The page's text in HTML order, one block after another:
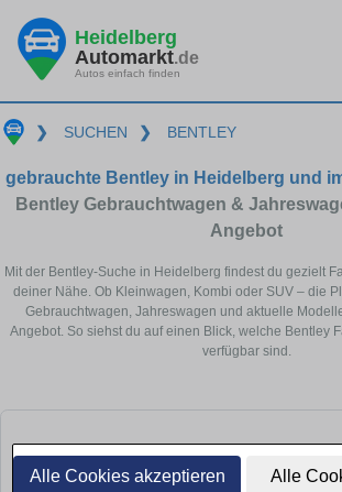
Alle Cookies akzeptieren Alle
Heidelberg
Automarkt.de
Autos einfach finden
❯ SUCHEN ❯ BENTLEY
gebrauchte Bentley in Heidelberg und
Bentley Gebrauchtwagen &
Angebot
Mit der Bentley-Suche in Heidelberg findest du gezielt
deiner Nähe. Ob Kleinwagen, Kombi oder SUV – die
Gebrauchtwagen, Jahreswagen und aktuelle
Angebot. So siehst du auf einen Blick, welche Bentley
verfügbar sind.